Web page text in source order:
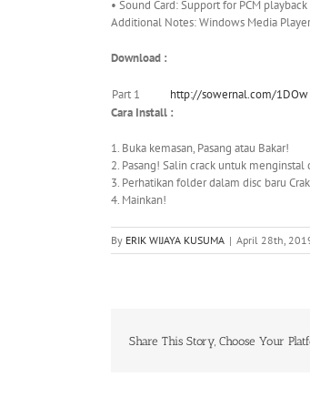
• Sound Card: Support for PCM
Additional Notes: Windows Media
Download :
Part 1
http://sowernal.com/1DOw
Cara Install :
1. Buka kemasan, Pasang atau Bakar!
2. Pasang! Salin crack untuk
3. Perhatikan folder dalam disc baru
4. Mainkan!
By ERIK WIJAYA KUSUMA | April 28th,
Share This Story, Choose Your